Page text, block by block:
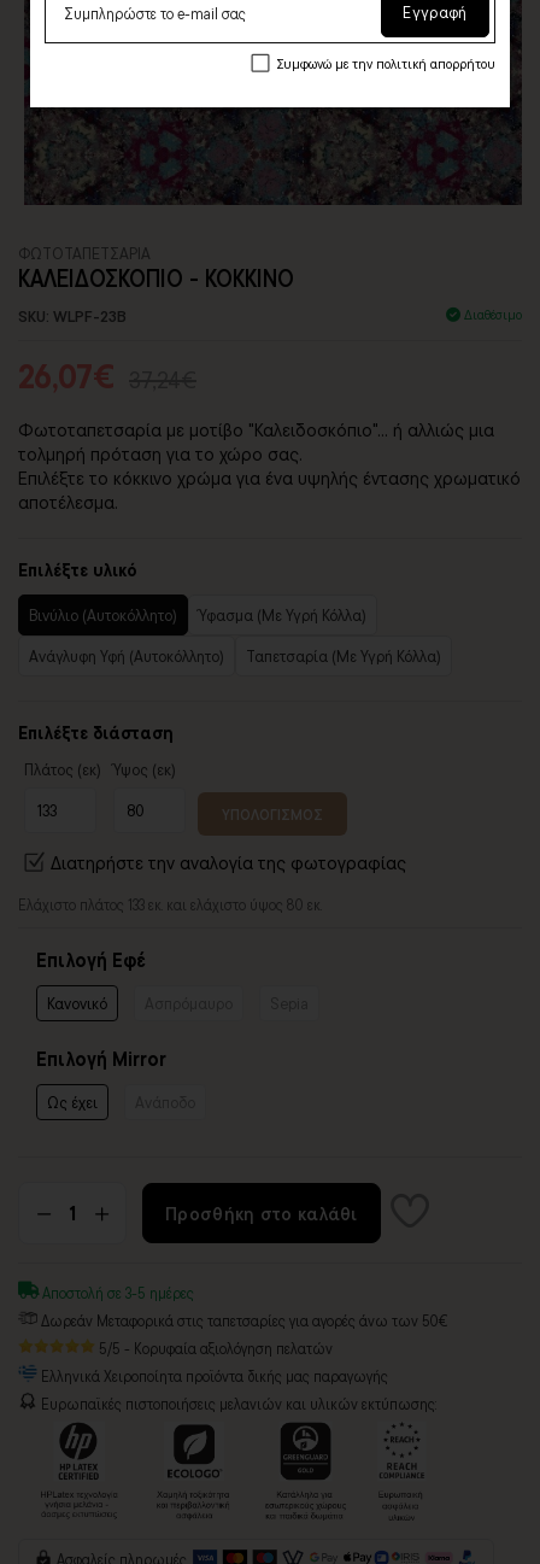
ΦΩΤΟΤΑΠΕΤΣΑΡΙA
ΚΑΛΕΙΔΟΣΚΟΠΙΟ - ΚΟΚΚΙΝΟ
SKU: WLPF-23B Διαθέσιμο
26,07€
Φωτοταπετσαρία με μοτίβο "Καλειδοσκόπιο"... ή αλλιώς μια
τολμηρή πρόταση για το χώρο σας.
Επιλέξτε το κόκκινο χρώμα για ένα υψηλής έντασης χρωματικό
αποτέλεσμα.
Επιλέξτε υλικό
Βινύλιο (Αυτοκόλλητο)
Ύφασμα (Με Υγρή Κόλλα)
Ανάγλυφη Υφή (Αυτοκόλλητο)
Ταπετσαρία (Με Υγρή Κόλλα)
Επιλέξτε διάσταση
Πλάτος (εκ) Ύψος (εκ)
ΥΠΟΛΟΓΙΣΜΟΣ
Διατηρήστε την αναλογία της φωτογραφίας
Ελάχιστο πλάτος 133 εκ. και ελάχιστο ύψος 80 εκ.
Επιλογή Εφέ
Κανονικό
Επιλογή Mirror
Ως έχει
Προσθήκη στο καλάθι
Αποστολή σε 3-5 ημέρες
Δωρεάν Μεταφορικά στις ταπετσαρίες για αγορές άνω των 50€
5/5 - Κορυφαία αξιολόγηση πελατών
Ελληνικά Χειροποίητα προϊόντα δικής μας παραγωγής
Ευρωπαϊκές πιστοποιήσεις μελανιών και υλικών εκτύπωσης:
Ασφαλείς πληρωμές
Εγγραφή
Συμφωνώ με την πολιτική απορρήτου